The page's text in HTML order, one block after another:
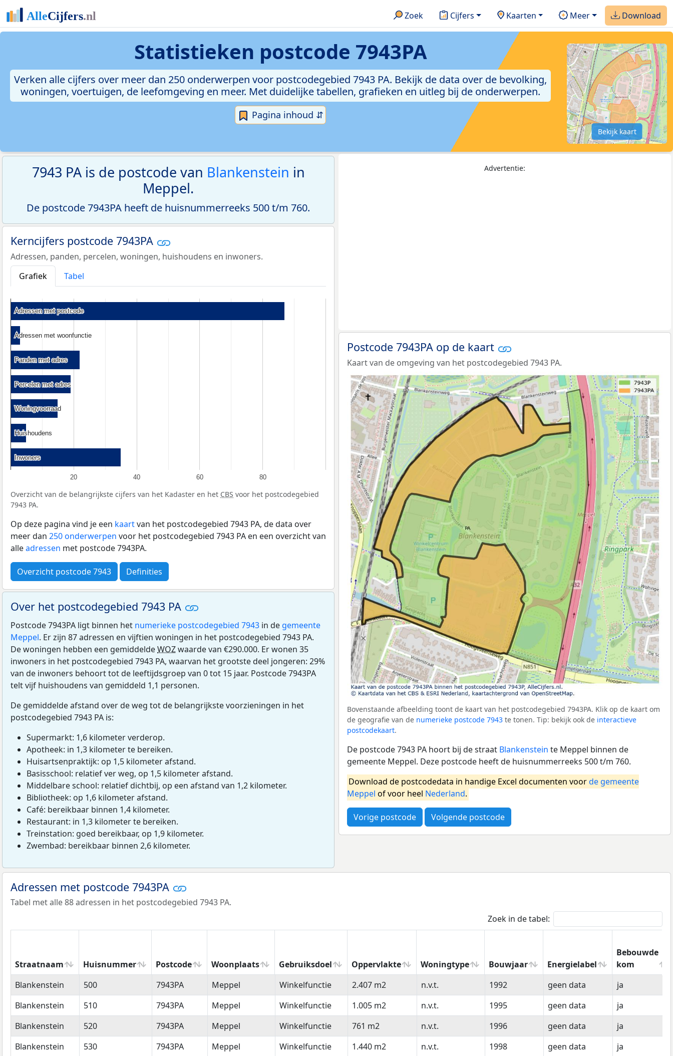
Zoek Cijfers Kaarten Meer Download
Statistieken postcode 7943PA
Verken alle cijfers over meer dan 250 onderwerpen voor postcodegebied 7943 PA. Bekijk de data over de bevolking,
woningen, voertuigen, de leefomgeving en meer. Met duidelijke tabellen, grafieken en uitleg bij de onderwerpen.
Pagina inhoud ⇵
Bekijk kaart
7943 PA is de postcode van Blankenstein in
Meppel.
De postcode 7943PA heeft de huisnummerreeks 500 t/m 760.
Kerncijfers postcode 7943PA
Adressen, panden, percelen, woningen, huishoudens en inwoners.
Grafiek
Tabel
20 40 60 80
Adressen met postcode
Adressen met postcode
Adressen met woonfunctie
Adressen met woonfunctie
Panden met adres
Panden met adres
Percelen met adres
Percelen met adres
Woningvoorraad
Woningvoorraad
Huishoudens
Huishoudens
Inwoners
Inwoners
Overzicht van de belangrijkste cijfers van het Kadaster en het CBS voor het postcodegebied
7943 PA.
Op deze pagina vind je een kaartvan het postcodegebied 7943 PA, de data over
meer dan 250 onderwerpen voor het postcodegebied 7943 PA en een overzicht van
alleadressen met postcode 7943PA.
Overzicht postcode 7943 Definities
Over het postcodegebied 7943 PA
Postcode 7943PA ligt binnen het numerieke postcodegebied 7943 in de gemeente
Meppel. Er zijn 87 adressen en vijftien woningen in het postcodegebied 7943 PA.
De woningen hebben een gemiddeldeWOZwaarde van €290.000. Er wonen 35
inwoners in het postcodegebied 7943 PA, waarvan het grootste deel jongeren: 29%
van de inwoners behoort tot de leeftijdsgroep van 0 tot 15 jaar. Postcode 7943PA
telt vijf huishoudens van gemiddeld 1,1 personen.
De gemiddelde afstand over de weg tot de belangrijkste voorzieningen in het
postcodegebied 7943 PA is:
Supermarkt: 1,6 kilometer verderop.
Apotheek: in 1,3 kilometer te bereiken.
Huisartsenpraktijk: op 1,5 kilometer afstand.
Basisschool: relatief ver weg, op 1,5 kilometer afstand.
Middelbare school: relatief dichtbij, op een afstand van 1,2 kilometer.
Bibliotheek: op 1,6 kilometer afstand.
Café: bereikbaar binnen 1,4 kilometer.
Restaurant: in 1,3 kilometer te bereiken.
Treinstation: goed bereikbaar, op 1,9 kilometer.
Zwembad: bereikbaar binnen 2,6 kilometer.
Advertentie:
Postcode 7943PA op de kaart
Kaart van de omgeving van het postcodegebied 7943 PA.
Bovenstaande afbeelding toont de kaart van het postcodegebied 7943PA. Klik op de kaart om
de geografie van de numerieke postcode 7943 te tonen. Tip: bekijk ook de interactieve
postcodekaart.
De postcode 7943 PA hoort bij de straat Blankenstein te Meppel binnen de
gemeente Meppel. Deze postcode heeft de huisnummerreeks 500 t/m 760.
Download de postcodedata in handige Excel documenten voorde gemeente
Meppel of voor heel Nederland.
Vorige postcode Volgende postcode
Adressen met postcode 7943PA
Tabel met alle 88 adressen in het postcodegebied 7943 PA.
Zoek in de tabel:
Straatnaam Huisnummer Postcode Woonplaats Gebruiksdoel Oppervlakte Woningtype Bouwjaar Energielabel
Bebouwde
kom
Straatnaam
Huisnummer Postcode Woonplaats Gebruiksdoel Oppervlakte Woningtype Bouwjaar Energielabel
Bebouwde
kom
Blankenstein 500 7943PA Meppel Winkelfunctie 2.407 m2 n.v.t. 1992 geen data
ja
Blankenstein
510 7943PA Meppel Winkelfunctie 1.005 m2 n.v.t. 1995 geen data
ja
Blankenstein
520 7943PA Meppel Winkelfunctie 761 m2 n.v.t. 1996 geen data
ja
Blankenstein
530 7943PA Meppel Winkelfunctie 1.440 m2 n.v.t. 1998 geen data
ja